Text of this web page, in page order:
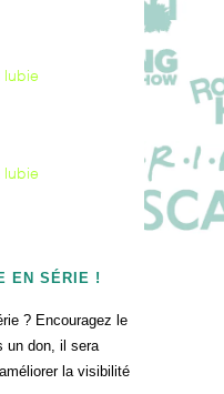
lubie
lubie
EN SÉRIE !
? Encouragez le
un don, il sera
la visibilité